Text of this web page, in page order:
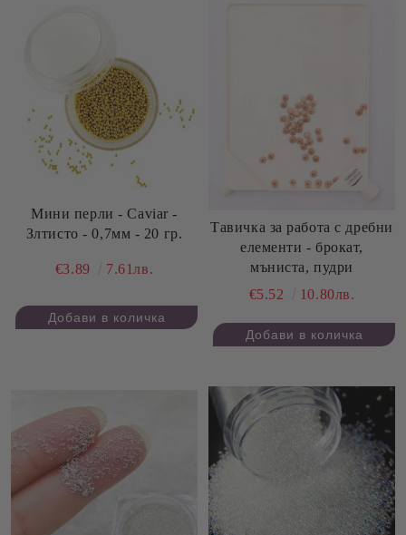
Мини перли - Caviar -
Злтисто - 0,7мм - 20 гр.
€3.89 7.61лв.
Тавичка за работа с дребни
елементи - брокат,
мъниста, пудри
€5.52
10.80лв.